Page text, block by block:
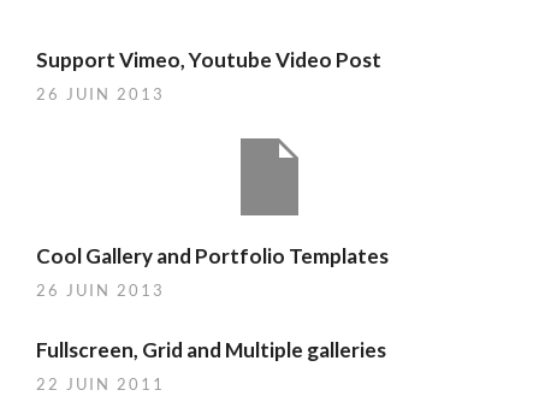
Support Vimeo, Youtube Video Post
26 JUIN 2013
Cool Gallery and Portfolio Templates
26 JUIN 2013
Fullscreen, Grid and Multiple galleries
22 JUIN 2011